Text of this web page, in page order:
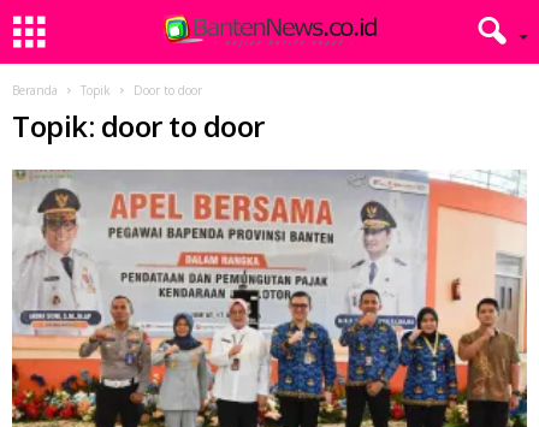
Beranda Topik Door to door
Topik: door to door